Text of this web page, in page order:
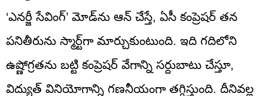
‘ఎనర్జీ సేవింగ్’ మోడ్‌ను ఆన్ చేస్తే, ఏసీ కంప్రెషర్ తన
పనితీరును స్మార్ట్‌గా మార్చుకుంటుంది. ఇది గదిలోని
ఉష్ణోగ్రతను బట్టి కంప్రెషర్ వేగాన్ని సర్దుబాటు చేస్తూ,
విద్యుత్ వినియోగాన్ని గణనీయంగా తగ్గిస్తుంది. దీనివల్ల